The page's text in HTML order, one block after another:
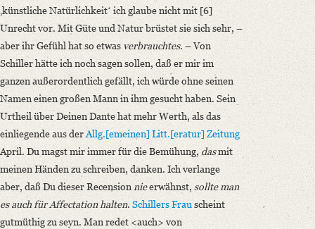
‚künstliche Natürlichkeitʻ ich glaube nicht mit [6]
Unrecht vor. Mit Güte und Natur brüstet sie sich sehr, –
aber ihr Gefühl hat so etwas verbrauchtes. – Von
Schiller hätte ich noch sagen sollen, daß er mir im
ganzen außerordentlich gefällt, ich würde ohne seinen
Namen einen großen Mann in ihm gesucht haben. Sein
Urtheil über Deinen Dante hat mehr Werth, als das
einliegende aus derAllg.[emeinen] Litt.[eratur] Zeitung
April. Du magst mir immer für die Bemühung, dasmit
meinen Händen zu schreiben, danken. Ich verlange
aber, daß Du dieser Recension nieerwähnst, sollte man
es auch für Affectation halten. Schillers Frau scheint
gutmüthig zu seyn. Man redet <auch> von